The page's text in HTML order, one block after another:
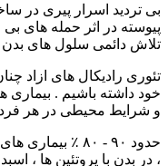
بی تردید اسرار پیری در
پیوسته در اثر حمله های
تلاش دائمی سلول های بدن
تئوری رادیکال های ازاد
خود داشته باشیم . بیماری
و شرایط محیطی در هر فرد
حدود ۹۰ - ۸۰ ٪